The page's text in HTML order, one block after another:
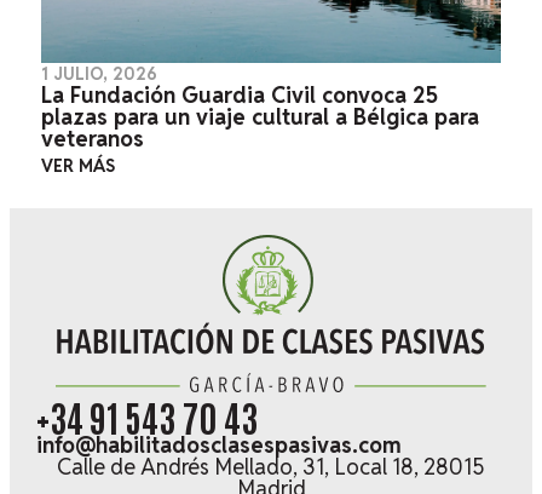
1 JULIO, 2026
La Fundación Guardia Civil convoca 25
plazas para un viaje cultural a Bélgica para
veteranos
VER MÁS
+34 91 543 70 43
info@habilitadosclasespasivas.com
Calle de Andrés Mellado, 31, Local 18, 28015